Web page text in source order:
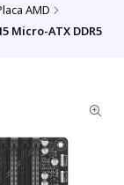
AMD
Micro-ATX DDR5